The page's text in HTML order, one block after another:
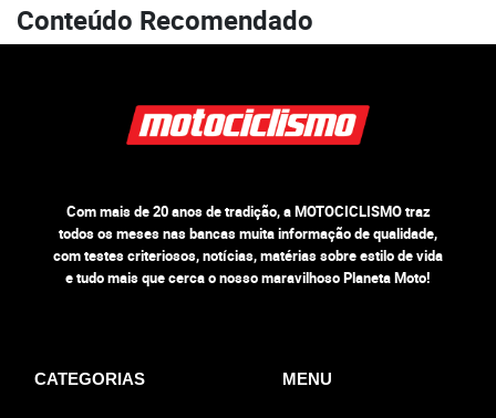
Conteúdo Recomendado
Com mais de 20 anos de tradição, a MOTOCICLISMO traz
todos os meses nas bancas muita informação de qualidade,
com testes criteriosos, notícias, matérias sobre estilo de vida
e tudo mais que cerca o nosso maravilhoso Planeta Moto!
CATEGORIAS MENU